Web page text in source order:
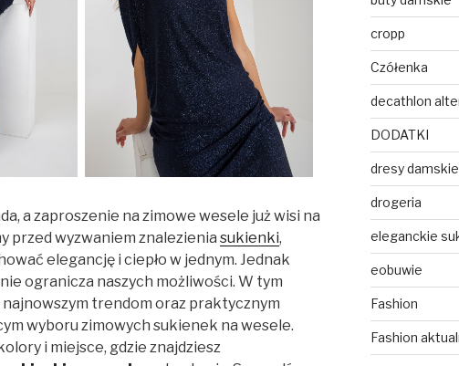
a zaproszenie na zimowe wesele już wisi na
przed wyzwaniem znalezienia sukienki,
elegancję i ciepło w jednym. Jednak
ogranicza naszych możliwości. W tym
trendom oraz praktycznym
wyboru zimowych sukienek na wesele.
i miejsce, gdzie znajdziesz
cropp
Czółenka
decathlon
DODATKI
dresy damskie
drogeria
eleganckie
eobuwie
Fashion
Fashion